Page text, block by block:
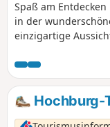
Spaß am
in der
einzigartige
Hochburg-